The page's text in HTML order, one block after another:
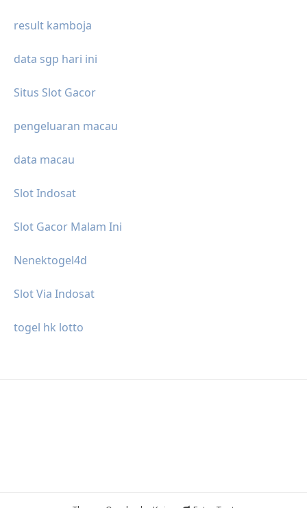
result kamboja
data sgp hari ini
Situs Slot Gacor
pengeluaran macau
data macau
Slot Indosat
Slot Gacor Malam Ini
Nenektogel4d
Slot Via Indosat
togel hk lotto